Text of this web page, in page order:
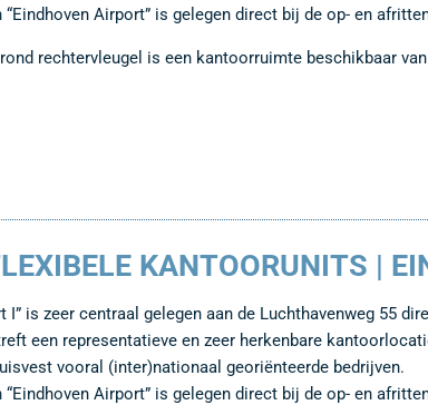
“Eindhoven Airport” is gelegen direct bij de op- en
rechtervleugel is een kantoorruimte beschikbaar
KANTOORUNITS |
I” is zeer centraal gelegen aan de Luchthavenweg 55
een representatieve en zeer herkenbare
vooral (inter)nationaal georiënteerde bedrijven.
“Eindhoven Airport” is gelegen direct bij de op- en